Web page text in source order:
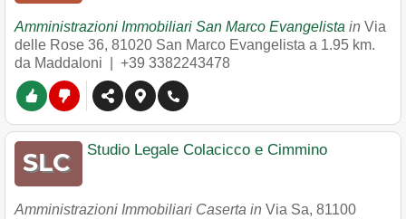
Amministrazioni Immobiliari San Marco Evangelista in Via
delle Rose 36, 81020 San Marco Evangelista a 1.95 km.
da Maddaloni | +39 3382243478
Studio Legale Colacicco e Cimmino
Amministrazioni Immobiliari Caserta in Via Sa, 81100